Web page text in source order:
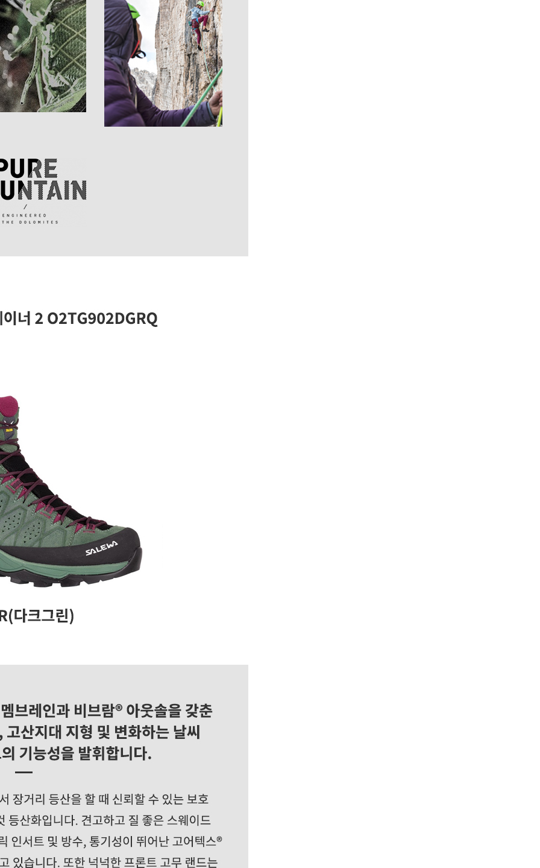
전체 다운로드
쇼핑 계속하기 장바구니 가기